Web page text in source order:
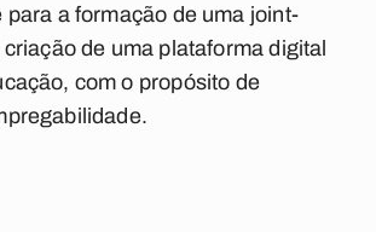
para a formação de uma joint-
de uma plataforma digital
com o propósito de